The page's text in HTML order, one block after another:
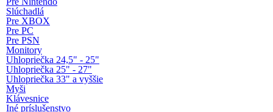
Slúchadlá
Pre XBOX
Pre PC
Pre PSN
Monitory
Uhlopriečka 24,5" - 25"
Uhlopriečka 25" - 27"
Uhlopriečka 33" a vyššie
Myši
Klávesnice
Iné príslušenstvo